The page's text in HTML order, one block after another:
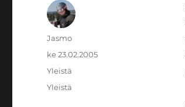
Kirjoittaja
Jasmo
Julkaistu
ke 23.02.2005
Kategoriat
Yleistä
Avainsanat
Yleistä